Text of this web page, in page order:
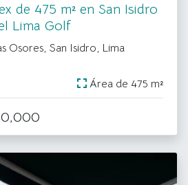
de 475 m² en San Isidro
Lima Golf
Osores, San Isidro, Lima
Área de 475 m²